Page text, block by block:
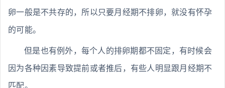
卵一般是不共存的，所以只要月经期不排卵，就没有怀孕
的可能。
但是也有例外，每个人的排卵期都不固定，有时候会
因为各种因素导致提前或者推后，有些人明显跟月经期不
匹配。